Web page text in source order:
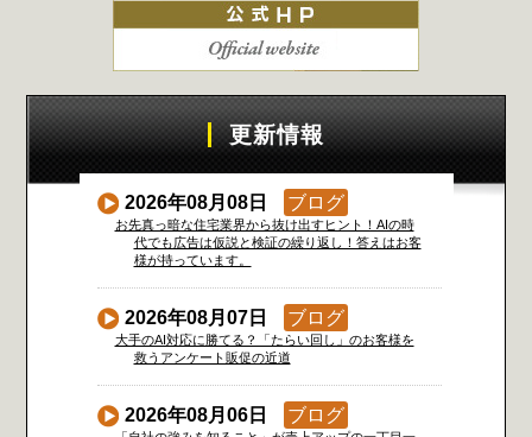
更新情報
2026年08月08日 ブログ
お先真っ暗な住宅業界から抜け出すヒント！AIの時
代でも広告は仮説と検証の繰り返し！答えはお客
様が持っています。
2026年08月07日 ブログ
大手のAI対応に勝てる？「たらい回し」のお客様を
救うアンケート販促の近道
2026年08月06日 ブログ